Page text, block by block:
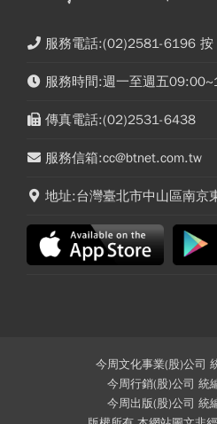
服務電話:(02)2581-6196 按
服務時間:週一至週五
傳真電話:(02)2531-6438
服務信箱:cc@btnet.com.tw
地址:台灣臺北市中山區南京
今周文化事業(股)公司
今周行銷(股)公司
今周出版(股)公司